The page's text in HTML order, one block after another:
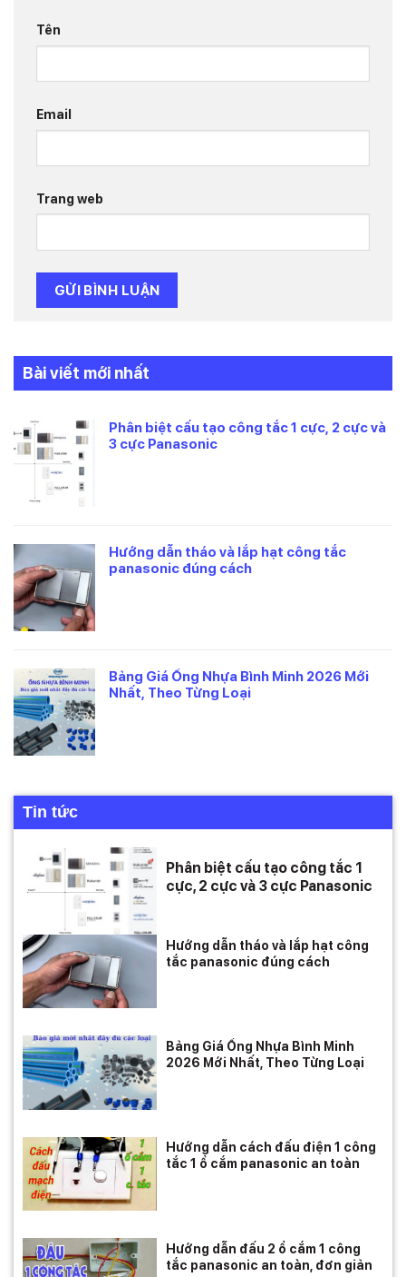
Tên
Email
Trang web
Bài viết mới nhất
Phân biệt cấu tạo công tắc 1 cực, 2 cực và
3 cực Panasonic
Hướng dẫn tháo và lắp hạt công tắc
panasonic đúng cách
Bảng Giá Ống Nhựa Bình Minh 2026 Mới
Nhất, Theo Từng Loại
Tin tức
Phân biệt cấu tạo công tắc 1
cực, 2 cực và 3 cực Panasonic
Hướng dẫn tháo và lắp hạt công
tắc panasonic đúng cách
Bảng Giá Ống Nhựa Bình Minh
2026 Mới Nhất, Theo Từng Loại
Hướng dẫn cách đấu điện 1 công
tắc 1 ổ cắm panasonic an toàn
Hướng dẫn đấu 2 ổ cắm 1 công
tắc panasonic an toàn, đơn giản